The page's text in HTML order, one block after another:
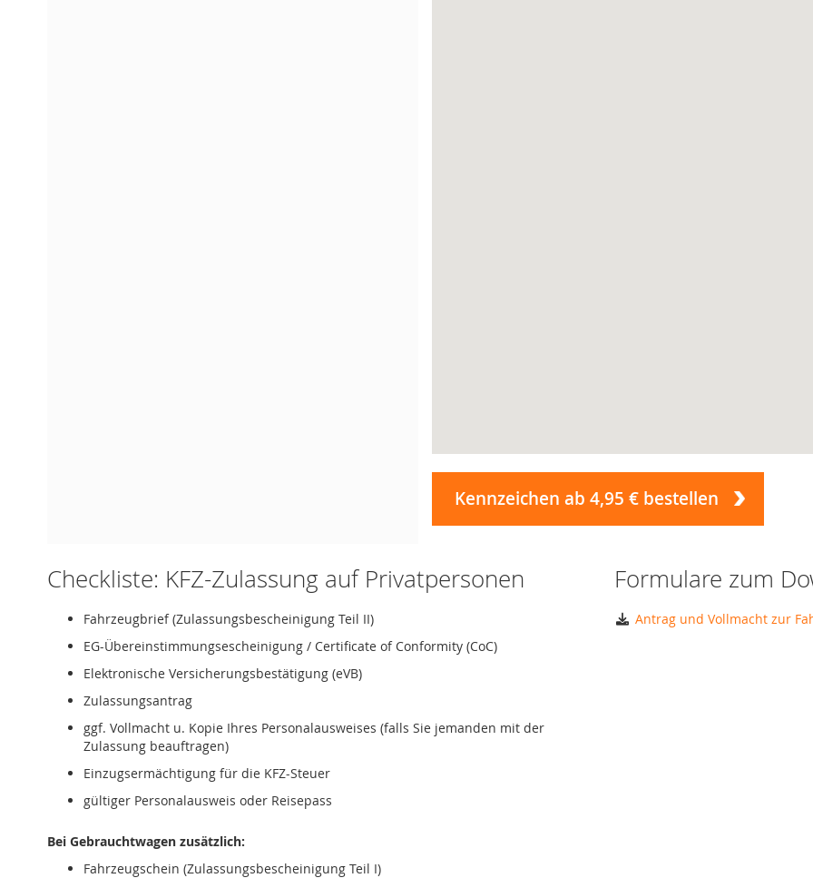
Kennzeichen ab 4,95 € bestellen
Checkliste: KFZ-Zulassung auf Privatpersonen
Fahrzeugbrief (Zulassungsbescheinigung Teil II)
EG-Übereinstimmungsescheinigung / Certificate of Conformity (CoC)
Elektronische Versicherungsbestätigung (eVB)
Zulassungsantrag
ggf. Vollmacht u. Kopie Ihres Personalausweises (falls Sie jemanden mit der
Zulassung beauftragen)
Einzugsermächtigung für die KFZ-Steuer
gültiger Personalausweis oder Reisepass
Bei Gebrauchtwagen zusätzlich:
Fahrzeugschein (Zulassungsbescheinigung Teil I)
Formulare zum
Antrag und Vollmacht zur